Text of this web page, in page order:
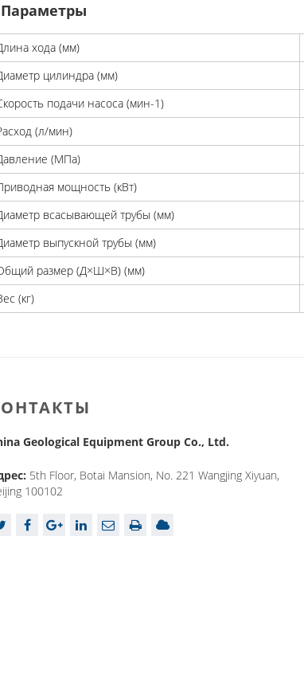
Параметры
хода (мм)
цилиндра (мм)
подачи насоса (мин-1)
(л/мин)
(МПа)
мощность (кВт)
всасывающей трубы (мм)
выпускной трубы (мм)
размер (Д×Ш×В) (мм)
(кг)
Geological Equipment Group Co., Ltd.
5th Floor, Botai Mansion, No. 221 Wangjing Xiyuan,
100102